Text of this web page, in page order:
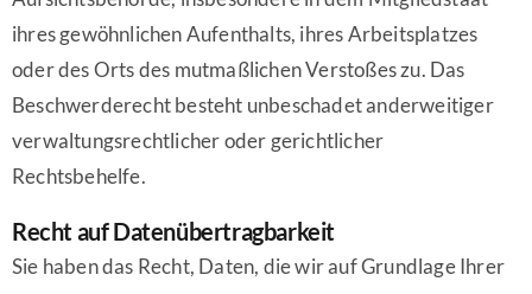
ihres gewöhnlichen Aufenthalts, ihres Arbeitsplatzes
oder des Orts des mutmaßlichen Verstoßes zu. Das
Beschwerderecht besteht unbeschadet anderweitiger
verwaltungsrechtlicher oder gerichtlicher
Rechtsbehelfe.
Recht auf Daten­übertrag­barkeit
Sie haben das Recht, Daten, die wir auf Grundlage Ihrer